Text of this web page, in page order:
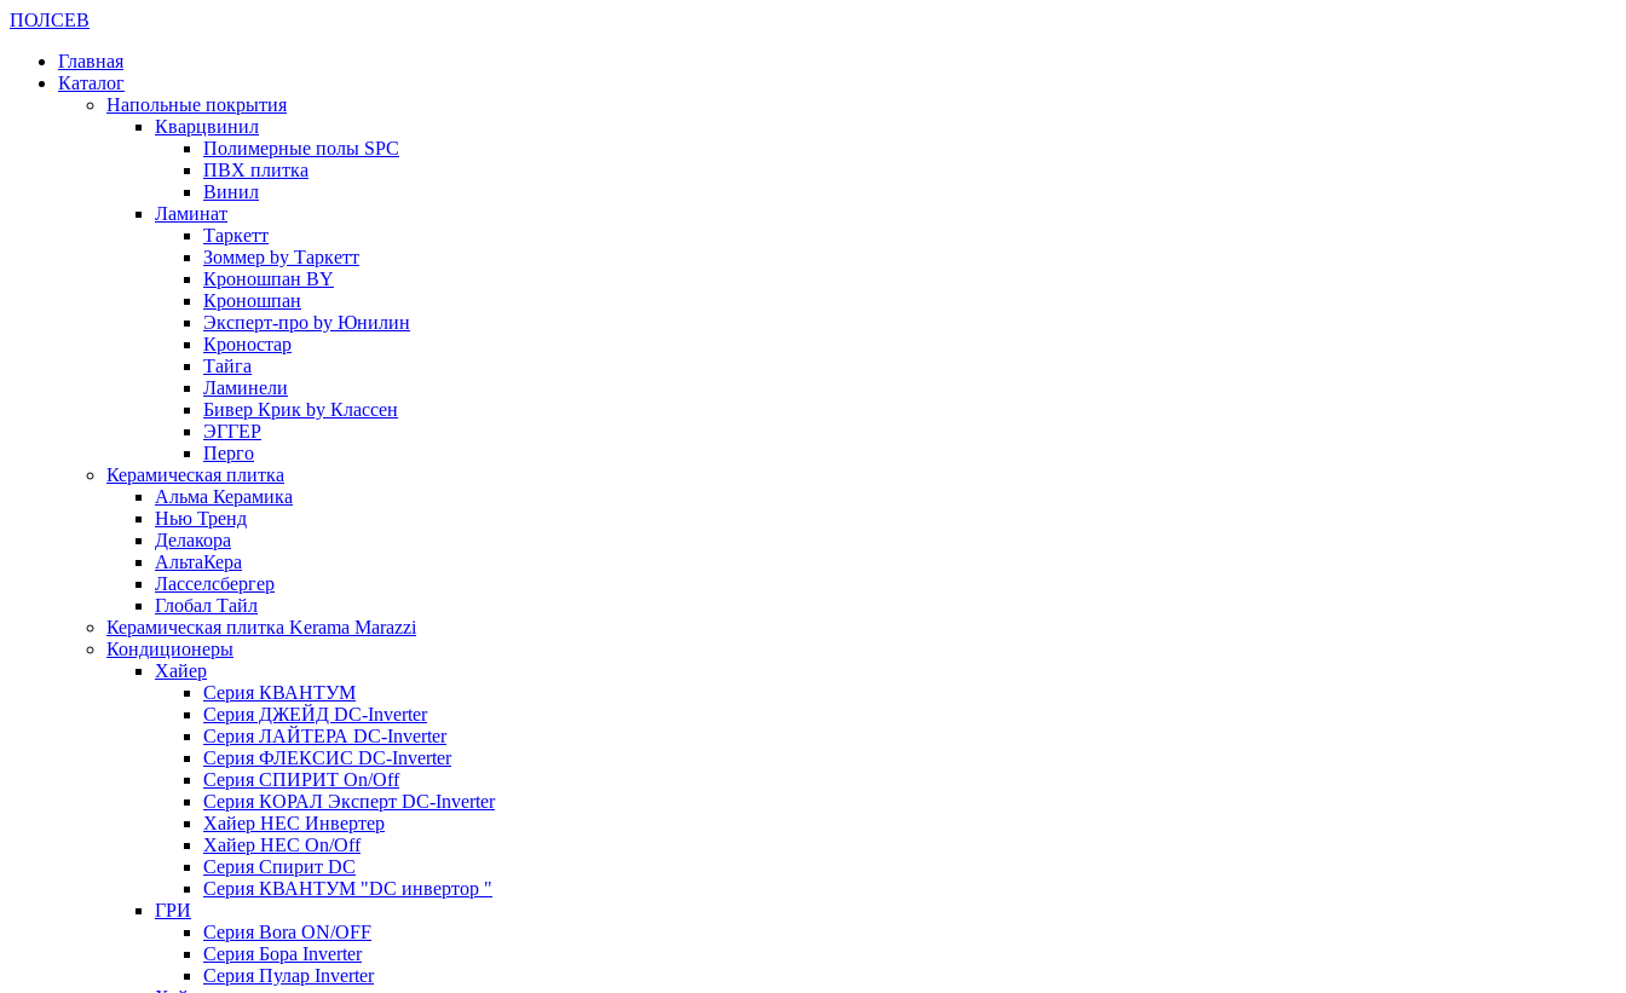
ПОЛСЕВ
Главная
Каталог
Напольные покрытия
Кварцвинил
Полимерные полы SPC
ПВХ плитка
Винил
Ламинат
Таркетт
Зоммер by Таркетт
Кроношпан BY
Кроношпан
Эксперт-про by Юнилин
Кроностар
Тайга
Ламинели
Бивер Крик by Классен
ЭГГЕР
Перго
Керамическая плитка
Альма Керамика
Нью Тренд
Делакора
АльтаКера
Ласселсбергер
Глобал Тайл
Керамическая плитка Kerama Marazzi
Кондиционеры
Хайер
Серия КВАНТУМ
Серия ДЖЕЙД DC-Inverter
Серия ЛАЙТЕРА DC-Inverter
Серия ФЛЕКСИС DC-Inverter
Серия СПИРИТ On/Off
Серия КОРАЛ Эксперт DC-Inverter
Хайер HEC Инвертер
Хайер HEC On/Off
Серия Спирит DC
Серия КВАНТУМ "DC инвертор "
ГРИ
Серия Bora ON/OFF
Серия Бора Inverter
Серия Пулар Inverter